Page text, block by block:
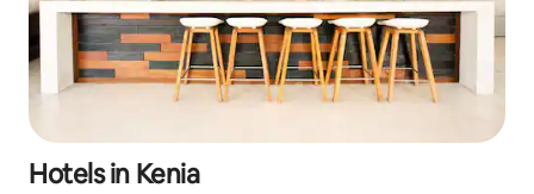
Hotels in Kenia